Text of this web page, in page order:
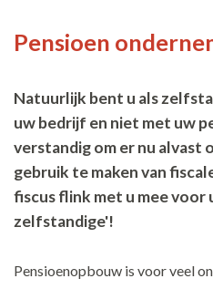
Pensioen
Natuurlijk bent u als
uw bedrijf en niet met uw
verstandig om er nu alvast
gebruik te maken van
fiscus flink met u mee voor
zelfstandige'!
Pensioenopbouw is voor veel